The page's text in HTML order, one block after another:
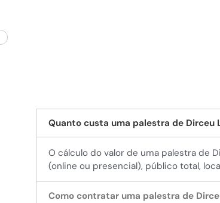
Quanto custa uma palestra de Dirceu
O cálculo do valor de uma palestra de
(online ou presencial), público total,
Como contratar uma palestra de